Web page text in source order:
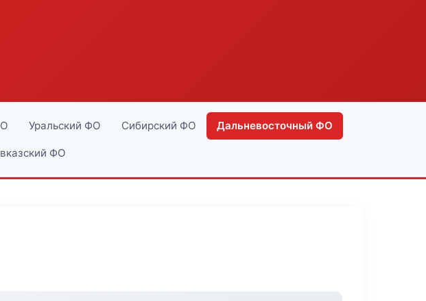
Уральский ФО Сибирский ФО Дальневосточный ФО
ФО